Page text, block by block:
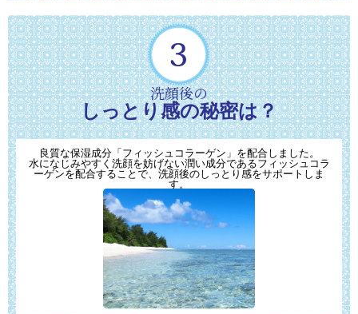
洗顔後の
しっとり感の秘密は？
良質な保湿成分「フィッシュコラーゲン」を配合しました。
水になじみやすく洗顔を妨げない潤い成分であるフィッシュコラ
ーゲンを配合することで、洗顔後のしっとり感をサポートしま
す。